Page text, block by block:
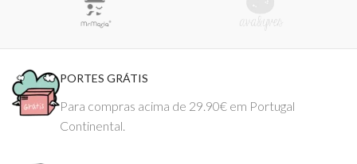
PORTES GRÁTIS
Para compras acima de 29.90€ em Portugal
Continental.